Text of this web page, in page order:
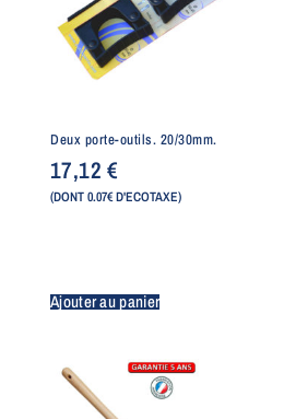
Deux porte-outils. 20/30mm.
17,12€
(DONT 0.07€ D'ECOTAXE)
Ajouter au panier